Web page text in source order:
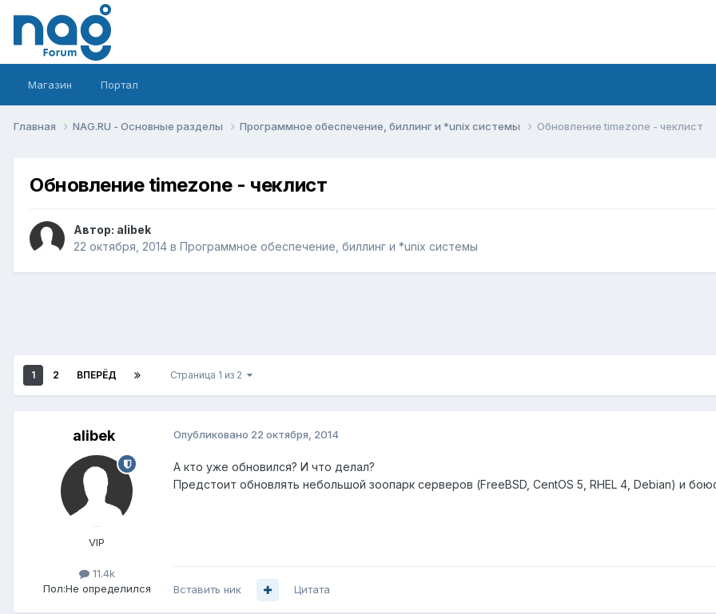
Магазин Портал
Главная NAG.RU - Основные разделы Программное обеспечение, биллинг и *unix системы Обновление timezone - чеклист
Обновление timezone - чеклист
Автор: alibek
22 октября, 2014 в Программное обеспечение, биллинг и *unix системы
1 2 ВПЕРЁД Страница 1 из 2
alibek
VIP
11.4k
Пол:Не определился
Опубликовано 22 октября, 2014
А кто уже обновился? И что делал?
Предстоит обновлять небольшой зоопарк серверов (FreeBSD, CentOS 5, RHEL 4, Debian) и
Вставить ник Цитата